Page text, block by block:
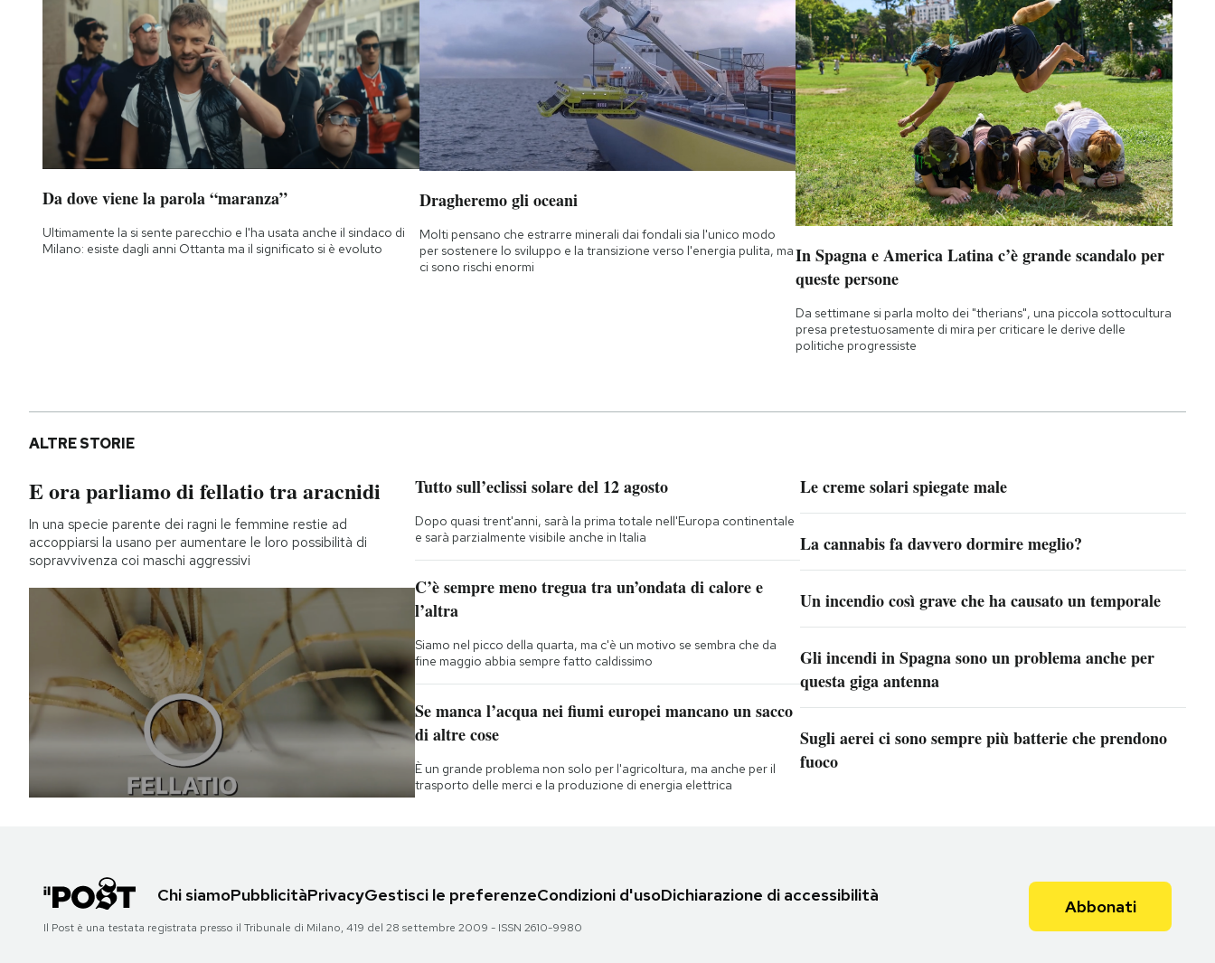
Da dove viene la parola “maranza”
Ultimamente la si sente parecchio e l'ha usata anche il sindaco di
Milano: esiste dagli anni Ottanta ma il significato si è evoluto
Dragheremo gli oceani
Molti pensano che estrarre minerali dai fondali sia l'unico modo
per sostenere lo sviluppo e la transizione verso l'energia pulita, ma
ci sono rischi enormi
In Spagna e America Latina c’è grande scandalo per
queste persone
Da settimane si parla molto dei "therians", una piccola sottocultura
presa pretestuosamente di mira per criticare le derive delle
politiche progressiste
ALTRE STORIE
E ora parliamo di fellatio tra aracnidi
In una specie parente dei ragni le femmine restie ad
accoppiarsi la usano per aumentare le loro possibilità di
sopravvivenza coi maschi aggressivi
Tutto sull’eclissi solare del 12 agosto
Dopo quasi trent'anni, sarà la prima totale nell'Europa continentale
e sarà parzialmente visibile anche in Italia
C’è sempre meno tregua tra un’ondata di calore e
l’altra
Siamo nel picco della quarta, ma c'è un motivo se sembra che da
fine maggio abbia sempre fatto caldissimo
Se manca l’acqua nei fiumi europei mancano un sacco
di altre cose
È un grande problema non solo per l'agricoltura, ma anche per il
trasporto delle merci e la produzione di energia elettrica
Le creme solari spiegate male
La cannabis fa davvero dormire meglio?
Un incendio così grave che ha causato un temporale
Gli incendi in Spagna sono un problema anche per
questa giga antenna
Sugli aerei ci sono sempre più batterie che prendono
fuoco
Chi siamoPubblicitàPrivacyGestisci le preferenzeCondizioni d'usoDichiarazione di accessibilità
Il Post è una testata registrata presso il Tribunale di Milano, 419 del 28 settembre 2009 - ISSN 2610-9980
Abbonati